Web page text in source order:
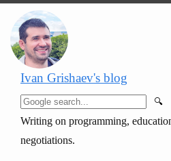
Ivan Grishaev's blog
🔍
Writing on programming,
negotiations.